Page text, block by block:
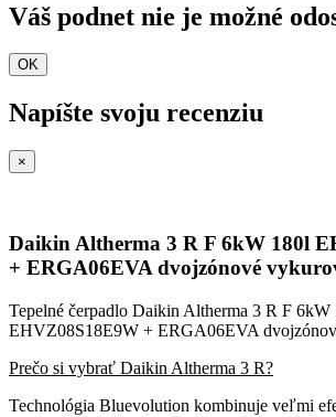
Váš podnet nie je možné
OK
Napíšte svoju recenziu
×
Daikin Altherma 3 R F 6kW 180l
+ ERGA06EVA dvojzónové
Tepelné čerpadlo Daikin Altherma 3 R F 6kW
EHVZ08S18E9W + ERGA06EVA
Prečo si vybrať Daikin Altherma 3 R?
Technológia Bluevolution kombinuje veľmi